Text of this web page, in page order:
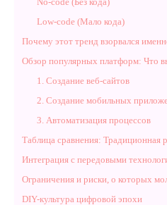
Low-code (Мало кода)
Почему этот тренд взорвался
Обзор популярных платформ: Что
1. Создание веб-сайтов
2. Создание мобильных
3. Автоматизация процессов
Таблица сравнения: Традиционная
Интеграция с передовыми
Ограничения и риски, о которых
DIY-культура цифровой эпохи